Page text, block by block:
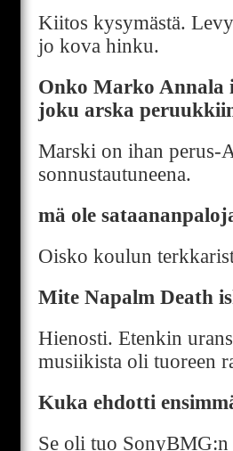
Kiitos kysymästä.
jo kova hinku.
Onko Marko Annala
joku arska
Marski on ihan perus-
sonnustautuneena.
mä ole
Oisko koulun
Mite Napalm Death
Hienosti. Etenkin
musiikista oli tuoreen
Kuka ehdotti
Se oli tuo